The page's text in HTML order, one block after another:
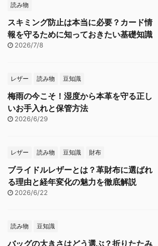
読み物
スキミング防止は本当に必要？カード情
報を守るために知っておきたい基礎知識
2026/7/8
レザー 読み物 豆知識
梅雨の今こそ！湿度から本革を守る正し
いお手入れと保管方法
2026/6/29
レザー 読み物 豆知識 財布
ブライドルレザーとは？革財布に選ばれ
る理由と経年変化の魅力を徹底解説
2026/6/22
読み物 豆知識
バッグの大きさはどう選ぶ？折りたたみ